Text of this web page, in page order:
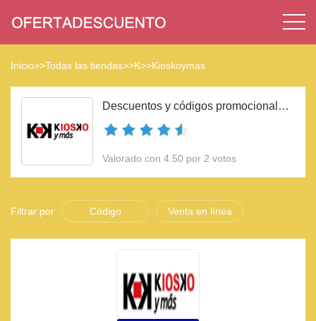
Inicio>>Todas las tiendas>>K>>Kioskoymas
Descuentos y códigos promocionales Kioskoymas 2023
Valorado con 4.50 por 2 votos
Filtrar por Código Venta en línea